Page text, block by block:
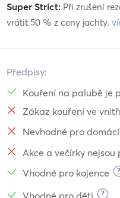
Super Strict: Při zrušení
vrátit 50 % z ceny jachty.
Předpisy:
Kouření na palubě je
Zákaz kouření ve
Nevhodné pro
Akce a večírky nejsou
Vhodné pro kojence
?
Vhodné pro děti ?